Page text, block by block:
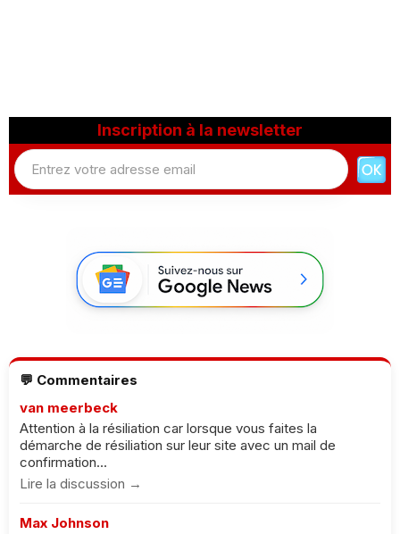
Inscription à la newsletter
💬 Commentaires
van meerbeck
Attention à la résiliation car lorsque vous faites la
démarche de résiliation sur leur site avec un mail de
confirmation...
Lire la discussion →
Max Johnson